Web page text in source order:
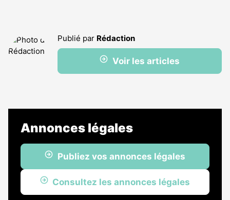
Publié par Rédaction
Voir les articles
Annonces légales
Publiez vos annonces légales
Consultez les annonces légales